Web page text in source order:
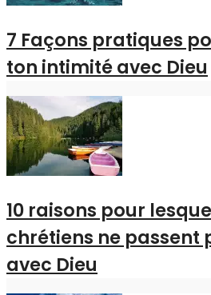
7 Façons pratiques
ton intimité avec Dieu
10 raisons pour
chrétiens ne passent
avec Dieu